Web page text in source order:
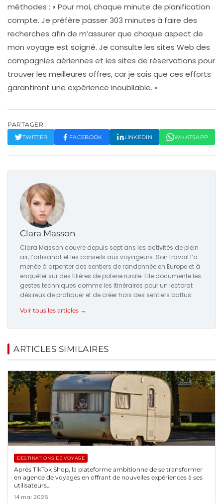
méthodes : « Pour moi, chaque minute de planification
compte. Je préfère passer303 minutes à faire des
recherches afin de m’assurer que chaque aspect de
mon voyage est soigné. Je consulte les sites Web des
compagnies aériennes et les sites de réservations pour
trouver les meilleures offres, car je sais que ces efforts
garantiront une expérience inoubliable. »
PARTAGER :
TWITTER FACEBOOK LINKEDIN WHATSAPP
Clara Masson
Clara Masson couvre depuis sept ans les activités de plein
air, l’artisanat et les conseils aux voyageurs. Son travail l’a
menée à arpenter des sentiers de randonnée en Europe et à
enquêter sur des filières de poterie rurale. Elle documente les
gestes techniques comme les itinéraires pour un lectorat
désireux de pratiquer et de créer hors des sentiers battus.
Voir tous les articles →
ARTICLES SIMILAIRES
DESTINATIONS DE VOYAGE
Après TikTok Shop, la plateforme ambitionne de se transformer
en agence de voyages en offrant de nouvelles expériences à ses
utilisateurs…
14 mai 2026